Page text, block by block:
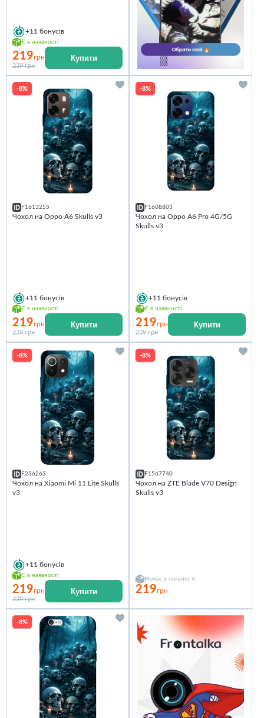
+11 бонусів
Є в наявності
219грн
239 грн
Купити
-8%
F1613255
Чохол на Oppo A6 Skulls v3
+11 бонусів
Є в наявності
219грн
239 грн
Купити
-8%
F1608803
Чохол на Oppo A6 Pro 4G/5G
Skulls v3
+11 бонусів
Є в наявності
219грн
239 грн
Купити
-8%
F236263
Чохол на Xiaomi Mi 11 Lite Skulls
v3
+11 бонусів
Є в наявності
219грн
239 грн
Купити
-8%
F1567740
Чохол на ZTE Blade V70 Design
Skulls v3
Немає в наявності
219грн
-8%